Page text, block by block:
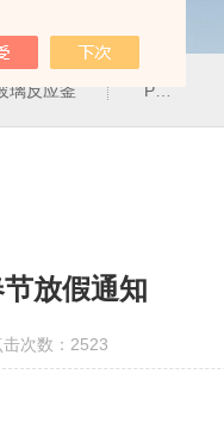
璃反应釜 PH-2J防腐蚀恒温水浴锅
放假通知
次数：2523